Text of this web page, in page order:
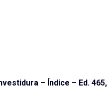
– Índice – Ed.